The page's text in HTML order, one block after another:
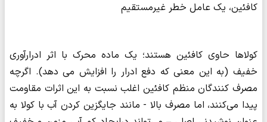
کافئین، یک عامل خطر غیرمستقیم
کولاها حاوی کافئین هستند؛ یک ماده محرک با اثر ادرارآوری
خفیف (به این معنی که دفع ادرار را افزایش می دهد). اگرچه
مصرف کنندگان منظم کافئین اغلب نسبت به این اثرات مقاومت
پیدا می‌کنند، اما مصرف بالا - مانند جایگزین کردن آب با کولا به